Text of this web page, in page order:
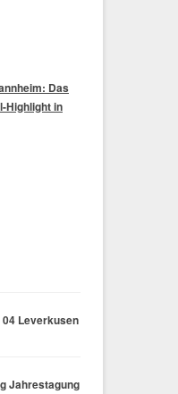
Das
Highlight in
04 Leverkusen
Jahrestagung